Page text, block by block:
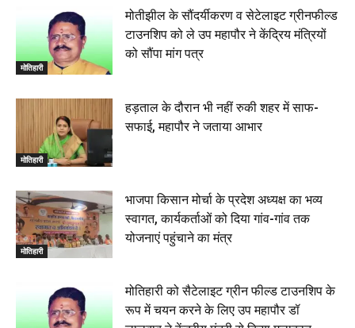
का भव्य पथ संचलन, 5 July 2026
बेतिया : मझौलिया में 1.24 क्विंटल गांजा के साथ बोलेरो ज़ब्त, दो
तस्कर गिरफ्तार, 4 July 2026
00:39
00:33
रक्सौल : सुरक्षा जॉंच को सोना-चांदी दुकानों का एसडीपीओ और
थानाध्यक्ष ने किया निरीक्षण, 19 June 2026
00:58
बेतिया में सगे भाई ने मां के साथ मिलकर की भाई की हत्या, शव
जलाया, दोनों गिरफ्तार, 14 June 2026
00:12
मोतिहारी। NDA सरकार, 12 साल विश्वास के, मीडिया संवाद में
सांसद रधामोहन सिंह, 13 June 2026
02:19
मोतिहारी
मोतीझील के सौंदर्यीकरण व सेटेलाइट ग्रीनफील्ड
टाउनशिप को ले उप महापौर ने केंद्रिय मंत्रियों
को सौंपा मांग पत्र
मोतिहारी
हड़ताल के दौरान भी नहीं रुकी शहर में साफ-
सफाई, महापौर ने जताया आभार
मोतिहारी
भाजपा किसान मोर्चा के प्रदेश अध्यक्ष का भव्य
स्वागत, कार्यकर्ताओं को दिया गांव-गांव तक
योजनाएं पहुंचाने का मंत्र
मोतिहारी को सैटेलाइट ग्रीन फील्ड टाउनशिप के
रूप में चयन करने के लिए उप महापौर डॉ